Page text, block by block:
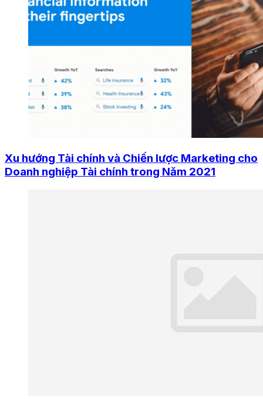
Xu hướng Tài chính và Chiến lược Marketing cho
Doanh nghiệp Tài chính trong Năm 2021